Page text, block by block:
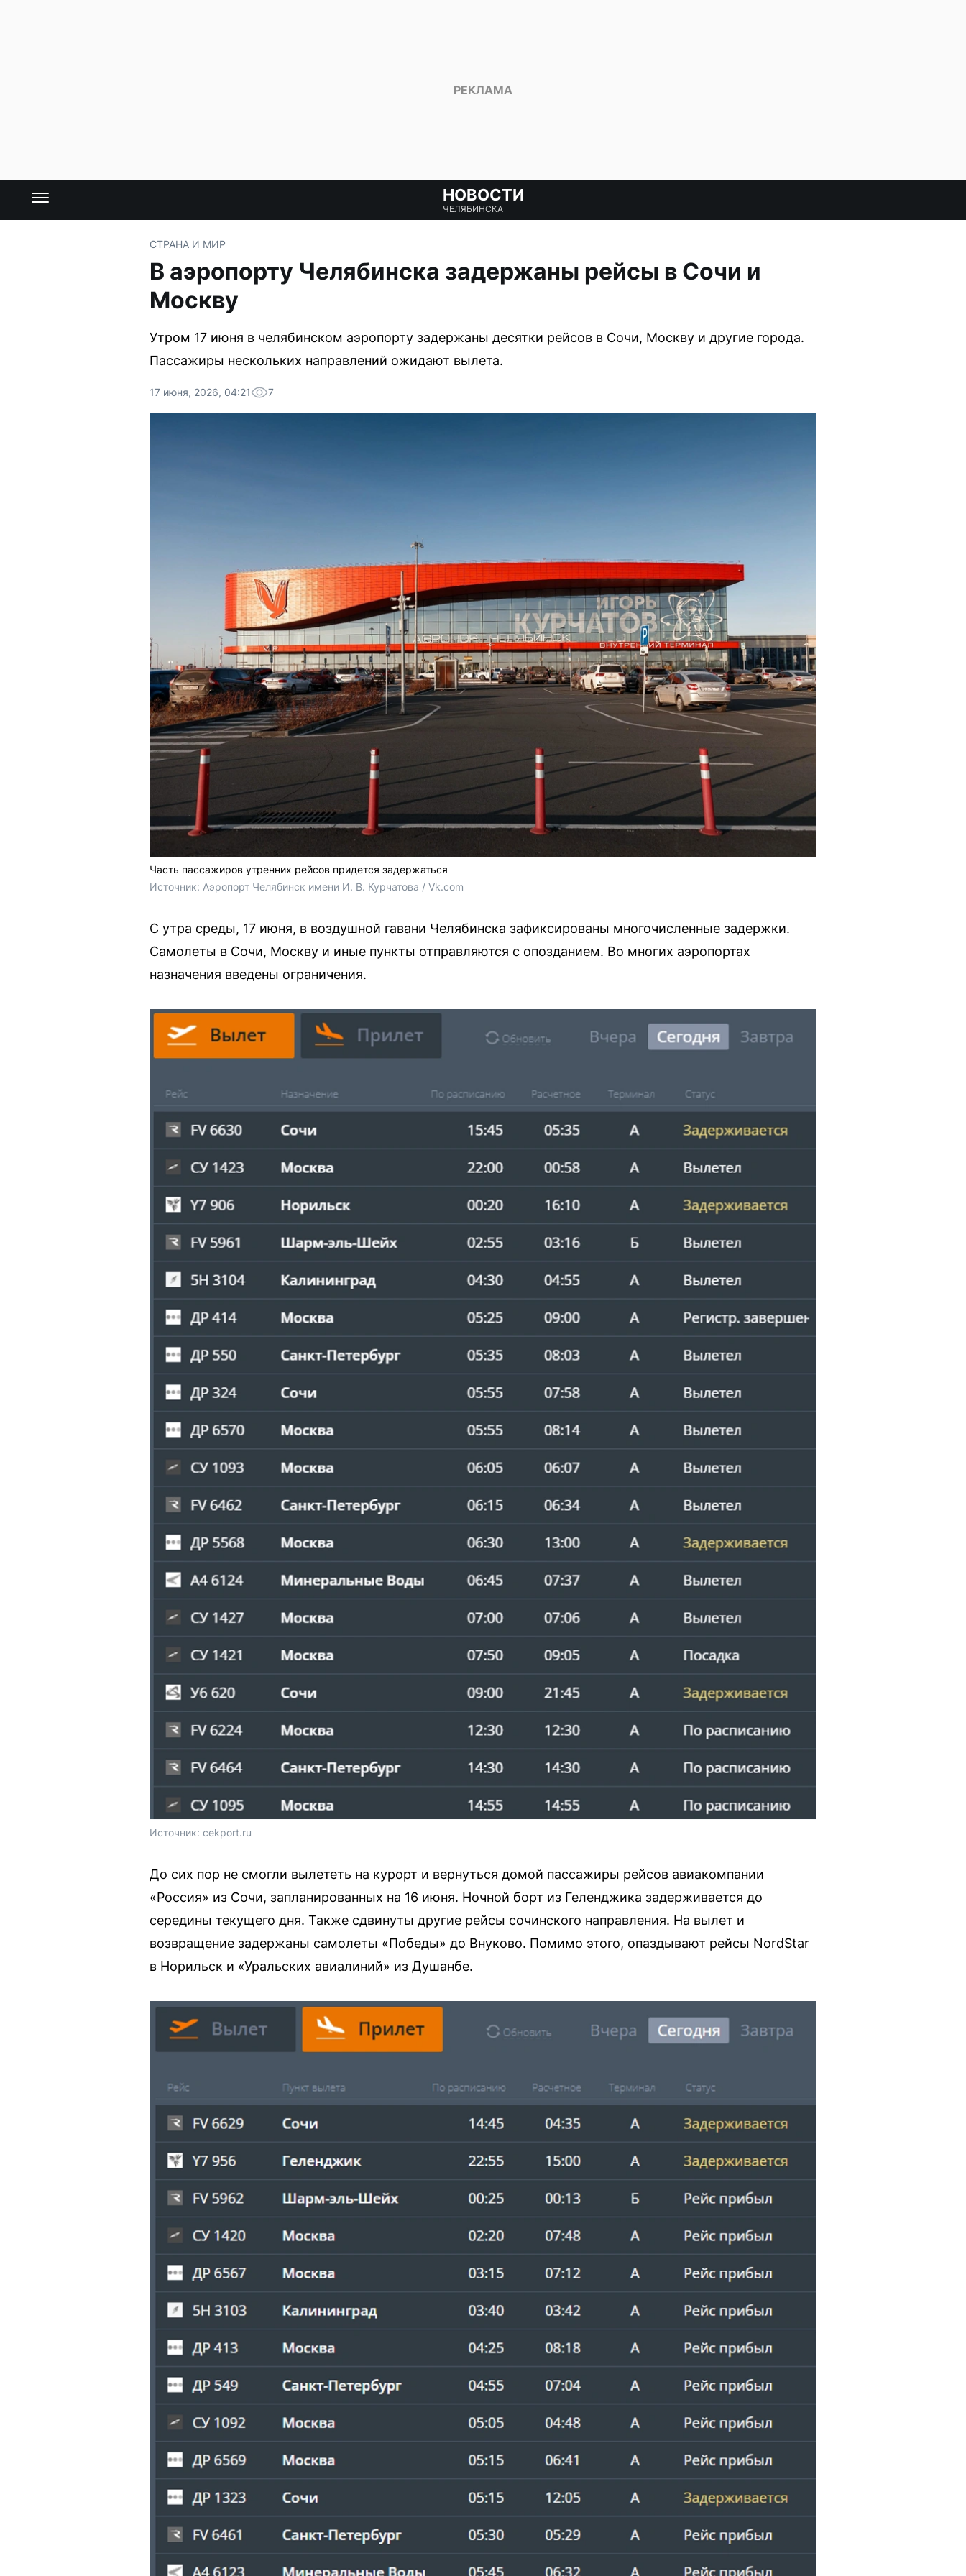
НОВОСТИ
ЧЕЛЯБИНСКА
СТРАНА И МИР
В аэропорту Челябинска задержаны рейсы в Сочи и
Москву
Утром 17 июня в челябинском аэропорту задержаны десятки рейсов в Сочи, Москву и другие города.
Пассажиры нескольких направлений ожидают вылета.
17 июня, 2026, 04:21 7
Часть пассажиров утренних рейсов придется задержаться
Источник: Аэропорт Челябинск имени И. В. Курчатова / Vk.com
С утра среды, 17 июня, в воздушной гавани Челябинска зафиксированы многочисленные задержки.
Самолеты в Сочи, Москву и иные пункты отправляются с опозданием. Во многих аэропортах
назначения введены ограничения.
Источник: cekport.ru
До сих пор не смогли вылететь на курорт и вернуться домой пассажиры рейсов авиакомпании
«Россия» из Сочи, запланированных на 16 июня. Ночной борт из Геленджика задерживается до
середины текущего дня. Также сдвинуты другие рейсы сочинского направления. На вылет и
возвращение задержаны самолеты «Победы» до Внуково. Помимо этого, опаздывают рейсы NordStar
в Норильск и «Уральских авиалиний» из Душанбе.